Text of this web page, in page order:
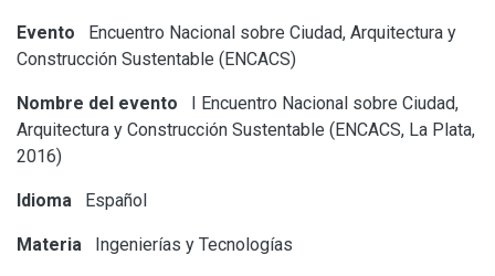
Evento
Encuentro Nacional sobre Ciudad, Arquitectura y
Construcción Sustentable (ENCACS)
Nombre del evento
I Encuentro Nacional sobre Ciudad,
Arquitectura y Construcción Sustentable (ENCACS, La Plata,
2016)
Idioma Español
Materia Ingenierías y Tecnologías